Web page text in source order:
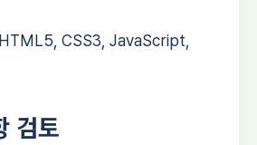
HTML5, CSS3, JavaScript,
검토